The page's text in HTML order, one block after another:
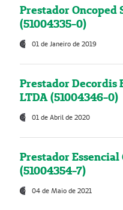
Prestador Oncoped
(51004335-0)
01 de Janeiro de 2019
Prestador Decordis
LTDA (51004346-0)
01 de Abril de 2020
Prestador Essencial
(51004354-7)
04 de Maio de 2021